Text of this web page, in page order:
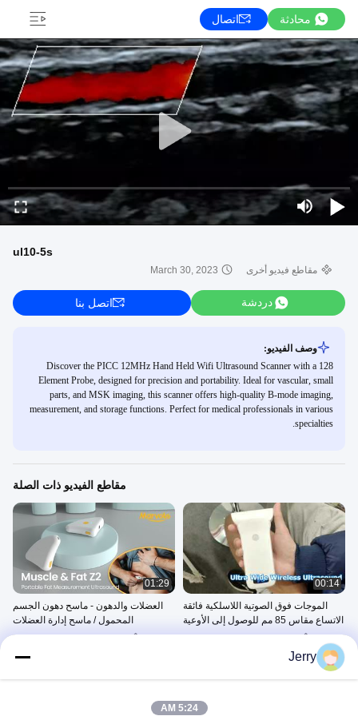
محادثة اتصال
ul10-5s
مقاطع فيديو أخرى March 30, 2023
دردشة اتصل بنا
وصف الفيديو:
Discover the PICC 12MHz Hand Held Wifi Ultrasound Scanner with a 128
Element Probe, designed for precision and portability. Ideal for vascular, small
parts, and MSK imaging, this scanner offers high-quality B-mode imaging,
measurement, and storage functions. Perfect for medical professionals in various
specialties.
مقاطع الفيديو ذات الصلة
00:14
الموجات فوق الصوتية اللاسلكية فائقة
الاتساع مقاس 85 مم للوصول إلى الأوعية
الدموية
July 10, 2026
01:29
العضلات والدهون - ماسح دهون الجسم
المحمول / ماسح إدارة العضلات
الماسح الضوئي المحمول بالموجات
Jerry
5:24 AM